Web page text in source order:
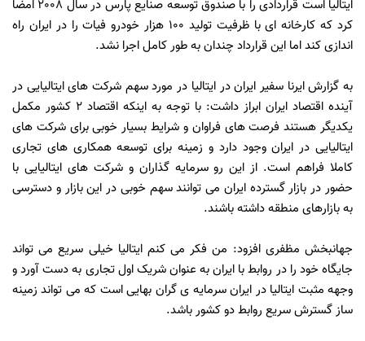
ایتالیا است قراردادی را با صندوق توسعه صنایع پارس در سال 2008 امضا
کرد که کارخانه ای با ظرفیت تولید 100 هزار خودرو فیات را در ایران راه
اندازی کند اما این قرارداد چندان به طور کامل اجرا نشد.
به گزارش ایرنا سفیر ایران در ایتالیا در مورد سهم شرکت های ایتالیایی در
آینده اقتصاد ایران ابراز داشت: با توجه به اینکه اقتصاد 2 کشور مکمل
یکدیگر هستند فرصت های فراوان و شرایط بسیار خوبی برای شرکت های
ایتالیایی در ایران وجود دارد و زمینه برای توسعه همکاری های تجاری
کاملا فراهم است. از این رو سرمایه گذاران و شرکت های ایتالیایی با
حضور در بازار گسترده ایران می توانند سهم خوبی در این بازار و دسترسی
به بازارهای منطقه داشته باشند.
جهانبخش مظفری افزود: من فکر می کنم ایتالیا خیلی سریع می تواند
جایگاه خود را در روابط با ایران به عنوان شریک اول تجاری به دست آورد و
وجهه مثبت ایتالیا در ایران سرمایه ی گران بهایی است که می تواند زمینه
ساز گسترش سریع روابط دو کشور باشد.